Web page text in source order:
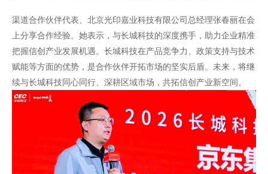
渠道合作伙伴代表、北京光印嘉业科技有限公司总经理张春丽在会
上分享合作经验。她表示，与长城科技的深度携手，助力企业精准
把握信创产业发展机遇。长城科技在产品竞争力、政策支持与技术
赋能等方面的优势，是合作伙伴开拓市场的坚实后盾。未来，将继
续与长城科技同心同行、深耕区域市场，共拓信创产业新空间。